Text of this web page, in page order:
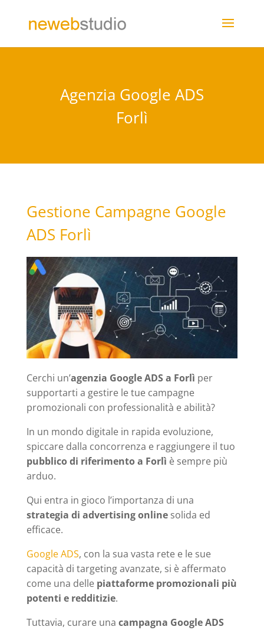
Agenzia Google ADS
Forlì
Gestione Campagne Google
ADS Forlì
Cerchi un’agenzia Google ADS a Forlì per
supportarti a gestire le tue campagne
promozionali con professionalità e abilità?
In un mondo digitale in rapida evoluzione,
spiccare dalla concorrenza e raggiungere il tuo
pubblico di riferimento a Forlì è sempre più
arduo.
Qui entra in gioco l’importanza di una
strategia di advertising onlinesolida ed
efficace.
Google ADS, con la sua vasta rete e le sue
capacità di targeting avanzate, si è affermato
come una delle piattaforme promozionali più
potenti e redditizie.
Tuttavia, curare una campagna Google ADS